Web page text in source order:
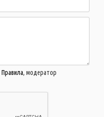
Правила, модератор